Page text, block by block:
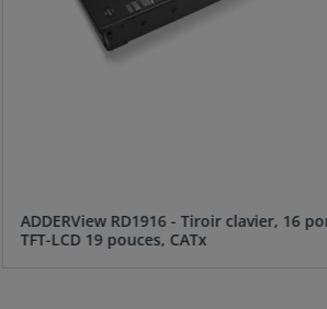
ADDERView RD1916 - Tiroir clavier, 16
TFT-LCD 19 pouces, CATx